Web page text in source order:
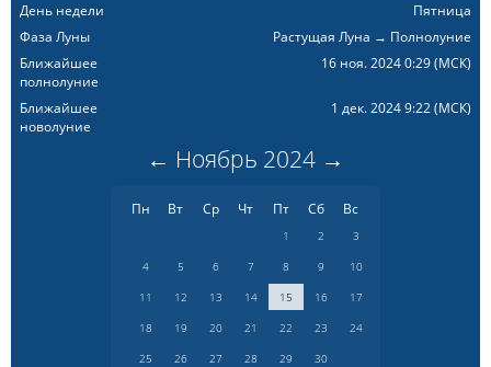
День недели
Пятница
Фаза Луны
Растущая Луна → Полнолуние
Ближайшее
полнолуние
16 ноя. 2024 0:29(МСК)
Ближайшее
новолуние
1 дек. 2024 9:22(МСК)
← Ноябрь 2024 →
Пн Вт Ср Чт Пт Сб Вс
1 2
3
4
5 6 7 8 9
10
11
12 13 14 15 16
17
18
19 20 21 22 23
24
25
26 27 28 29 30